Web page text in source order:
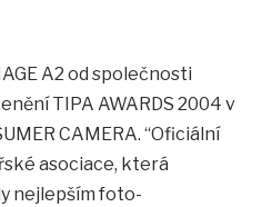
A2 od společnosti
TIPA AWARDS 2004 v
CAMERA. “Oficiální
asociace, která
nejlepším foto-